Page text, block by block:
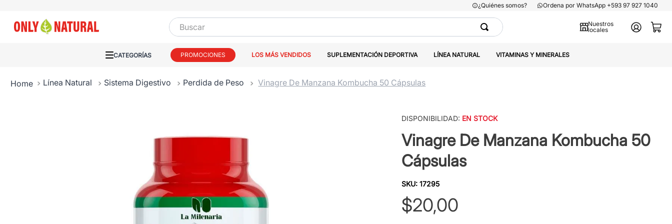
¿Quiénes somos? Ordena por WhatsApp +593 97 927 1040
Buscar
Nuestros
locales
PROMOCIONES LOS MÁS VENDIDOS SUPLEMENTACIÓN DEPORTIVA LÍNEA NATURAL VITAMINAS Y MINERALES
Línea Natural Sistema Digestivo Perdida de Peso Vinagre De Manzana Kombucha 50 Cápsulas
DISPONIBILIDAD: EN STOCK
Vinagre De Manzana Kombucha 50
Cápsulas
SKU: 17295
$20,00